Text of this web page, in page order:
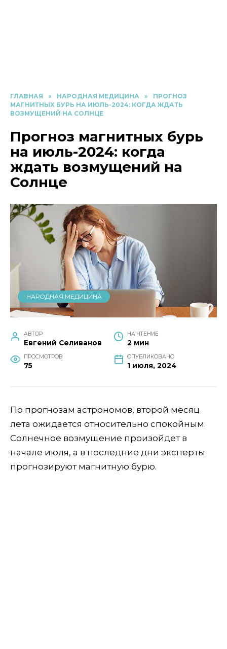
ГЛАВНАЯ » НАРОДНАЯ МЕДИЦИНА »
ПРОГНОЗ
МАГНИТНЫХ БУРЬ НА ИЮЛЬ-2024: КОГДА ЖДАТЬ
ВОЗМУЩЕНИЙ НА СОЛНЦЕ
Прогноз магнитных бурь
на июль-2024: когда
ждать возмущений на
Солнце
НАРОДНАЯ МЕДИЦИНА
АВТОР
Евгений Селиванов
НА ЧТЕНИЕ
2 мин
ПРОСМОТРОВ
75
ОПУБЛИКОВАНО
1 июля, 2024
По прогнозам астрономов, второй месяц
лета ожидается относительно спокойным.
Солнечное возмущение произойдет в
начале июля, а в последние дни эксперты
прогнозируют магнитную бурю.